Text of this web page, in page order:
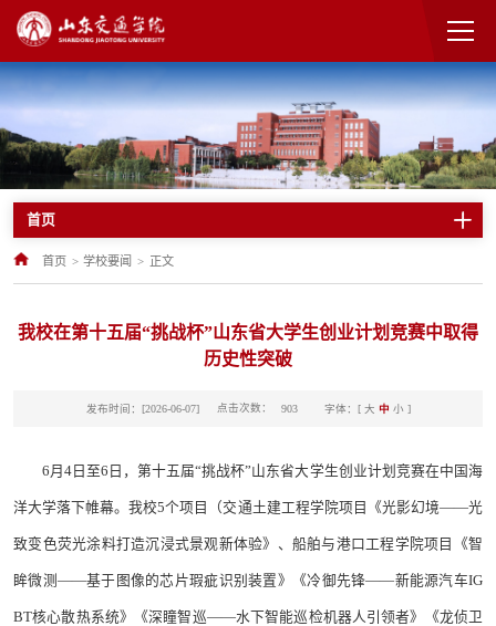
首页
首页 > 学校要闻 > 正文
我校在第十五届“挑战杯”山东省大学生创业计划竞赛中取得
历史性突破
发布时间：[2026-06-07] 点击次数： 903 字体：[ 大 中 小]
6月4日至6日，第十五届“挑战杯”山东省大学生创业计划竞赛在中国海
洋大学落下帷幕。我校5个项目（交通土建工程学院项目《光影幻境——光
致变色荧光涂料打造沉浸式景观新体验》、船舶与港口工程学院项目《智
眸微测——基于图像的芯片瑕疵识别装置》《冷御先锋——新能源汽车IG
BT核心散热系统》《深瞳智巡——水下智能巡检机器人引领者》《龙侦卫